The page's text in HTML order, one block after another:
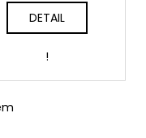
DETAIL
!